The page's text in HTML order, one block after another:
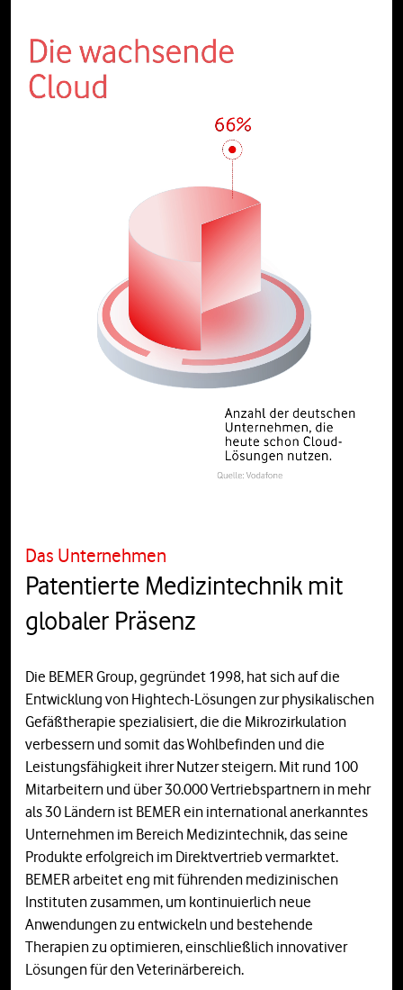
Das Unternehmen
Patentierte Medizintechnik mit
globaler Präsenz
Die BEMER Group, gegründet 1998, hat sich auf die
Entwicklung von Hightech-Lösungen zur physikalischen
Gefäßtherapie spezialisiert, die die Mikrozirkulation
verbessern und somit das Wohlbefinden und die
Leistungsfähigkeit ihrer Nutzer steigern. Mit rund 100
Mitarbeitern und über 30.000 Vertriebspartnern in mehr
als 30 Ländern ist BEMER ein international anerkanntes
Unternehmen im Bereich Medizintechnik, das seine
Produkte erfolgreich im Direktvertrieb vermarktet.
BEMER arbeitet eng mit führenden medizinischen
Instituten zusammen, um kontinuierlich neue
Anwendungen zu entwickeln und bestehende
Therapien zu optimieren, einschließlich innovativer
Lösungen für den Veterinärbereich.